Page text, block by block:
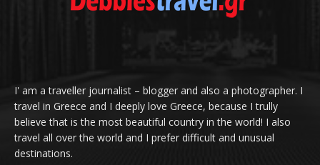
I' am a traveller journalist – blogger and also a photographer. I
travel in Greece and I deeply love Greece, because I trully
believe that is the most beautiful country in the world! I also
travel all over the world and I prefer difficult and unusual
destinations.